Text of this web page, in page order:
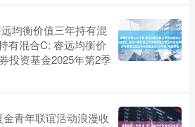
均衡价值三年持有混
有混合C: 睿远均衡价
投资基金2025年第2季
金青年联谊活动浪漫收